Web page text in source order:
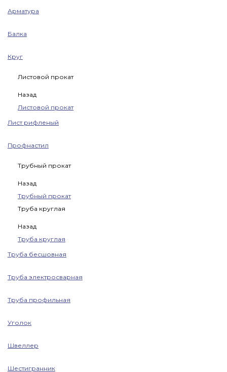
Арматура
Балка
Круг
Листовой прокат
Назад
Листовой прокат
Лист рифленый
Профнастил
Трубный прокат
Назад
Трубный прокат
Труба круглая
Назад
Труба круглая
Труба бесшовная
Труба электросварная
Труба профильная
Уголок
Швеллер
Шестигранник